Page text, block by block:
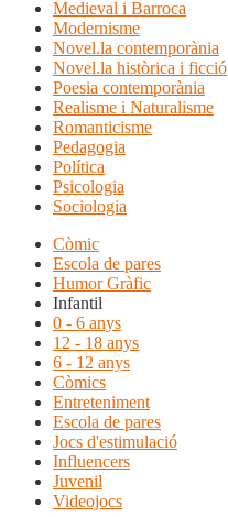
Medieval i Barroca
Modernisme
Novel.la contemporània
Novel.la històrica i ficció
Poesia contemporània
Realisme i Naturalisme
Romanticisme
Pedagogia
Política
Psicologia
Sociologia
Còmic
Escola de pares
Humor Gràfic
Infantil
0 - 6 anys
12 - 18 anys
6 - 12 anys
Còmics
Entreteniment
Escola de pares
Jocs d'estimulació
Influencers
Juvenil
Videojocs